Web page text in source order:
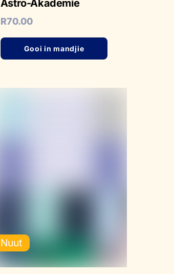
Astro-Akademie
R70.00
Gooi in mandjie
Nuut